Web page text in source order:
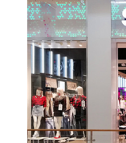
Junior RPA
TERG S.A.